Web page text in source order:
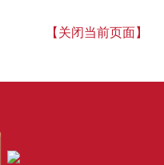
【关闭当前页面】